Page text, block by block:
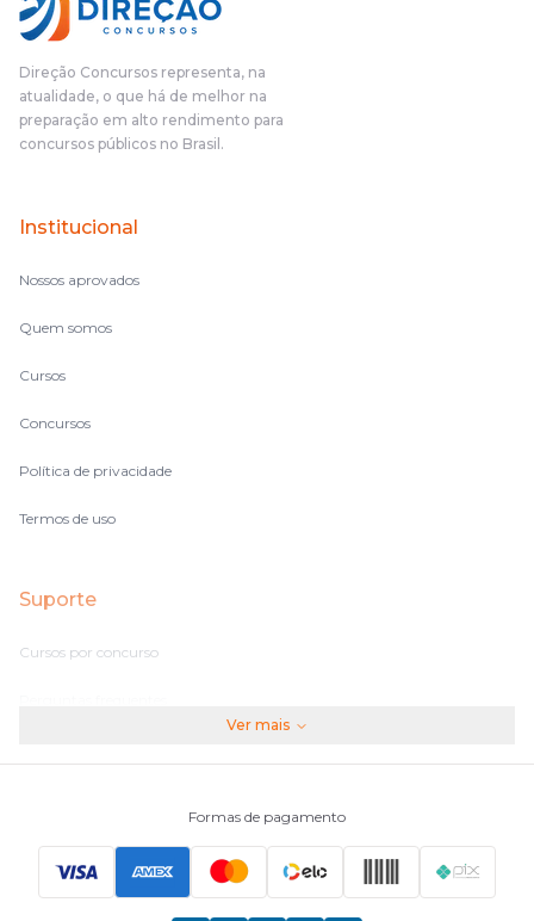
pudesse enxergar o que eu errei e corrigir minha rota.E além
das aulas vocês(Direção Concursos), que fizeram um
o aluno, além de ter que estudar, ele tem que perder tempo
fazendo um cronograma, num pós- edital é muito
complicado, é uma avalanche de informação, então vocês
terem feito isso é muito bacana, porque quando eu me sentia
no volume de matérias.
Direção Concursos representa, na
atualidade, o que há de melhor na
preparação em alto rendimento para
concursos públicos no Brasil.
Institucional
Nossos aprovados
Quem somos
Cursos
Concursos
Política de privacidade
Termos de uso
Suporte
Cursos por concurso
Principais Concursos
Ver mais
Formas de pagamento